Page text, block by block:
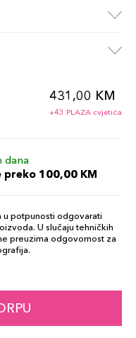
431,00 KM
+43 PLAZA cvjetića
dana
preko 100,00 KM
potpunosti odgovarati
U slučaju tehničkih
preuzima odgovornost za